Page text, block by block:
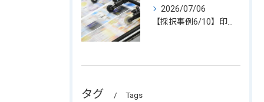
2026/07/06
タグ Tags